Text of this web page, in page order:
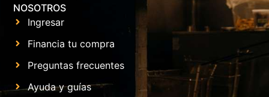
NOSOTROS
Ingresar
Financia tu compra
Preguntas frecuentes
Ayuda y guías